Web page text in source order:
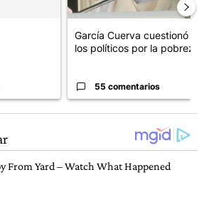
García Cuerva cuestionó a
los políticos por la pobreza
55 comentarios